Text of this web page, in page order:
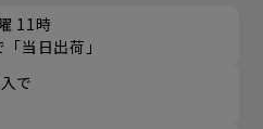
11時
当日出荷」
で